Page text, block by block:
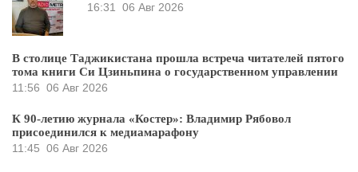
16:31 06 Авг 2026
В столице Таджикистана прошла встреча читателей пятого
тома книги Си Цзиньпина о государственном управлении
11:56 06 Авг 2026
К 90-летию журнала «Костер»: Владимир Рябовол
присоединился к медиамарафону
11:45 06 Авг 2026